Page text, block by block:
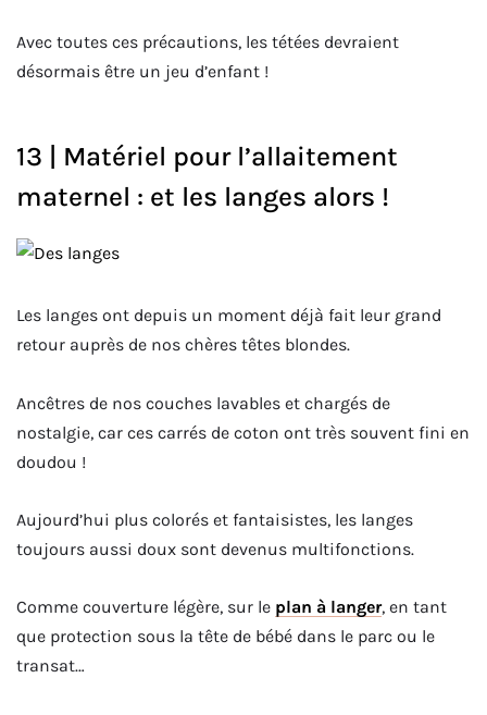
Avec toutes ces précautions, les tétées devraient
désormais être un jeu d’enfant !
13 | Matériel pour l’allaitement
maternel : et les langes alors !
Les langes ont depuis un moment déjà fait leur grand
retour auprès de nos chères têtes blondes.
Ancêtres de nos couches lavables et chargés de
nostalgie, car ces carrés de coton ont très souvent fini en
doudou !
Aujourd’hui plus colorés et fantaisistes, les langes
toujours aussi doux sont devenus multifonctions.
Comme couverture légère, sur le plan à langer, en tant
que protection sous la tête de bébé dans le parc ou le
transat…